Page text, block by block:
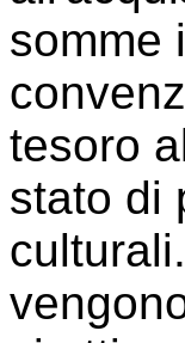
somme
tesoro
stato di